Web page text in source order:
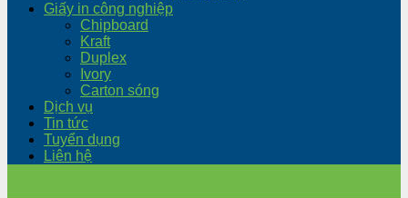
Giấy in công nghiệp
Chipboard
Kraft
Duplex
Ivory
Carton sóng
Dịch vụ
Tin tức
Tuyển dụng
Liên hệ